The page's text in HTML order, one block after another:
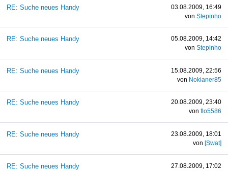
RE: Suche neues Handy
03.08.2009, 16:49
vonStepinho
RE: Suche neues Handy
05.08.2009, 14:42
vonStepinho
RE: Suche neues Handy
15.08.2009, 22:56
von Nokianer85
RE: Suche neues Handy
20.08.2009, 23:40
vonflo5586
RE: Suche neues Handy
23.08.2009, 18:01
von [Swat]
RE: Suche neues Handy
27.08.2009, 17:02